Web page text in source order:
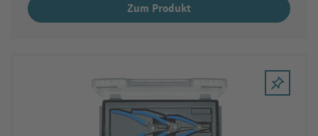
Zum Produkt